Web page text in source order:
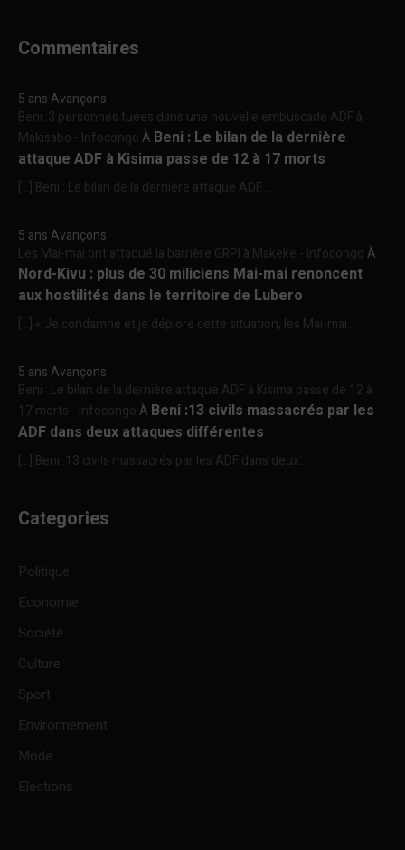
Commentaires
5 ans Avançons
Beni :3 personnes tuées dans une nouvelle embuscade ADF à
Makisabo - InfocongoÀ Beni : Le bilan de la dernière
attaque ADF à Kisima passe de 12 à 17 morts
[…] Beni : Le bilan de la dernière attaque ADF...
5 ans Avançons
Les Mai-mai ont attaqué la barrière GRPI à Makeke - InfocongoÀ
Nord-Kivu : plus de 30 miliciens Mai-mai renoncent
aux hostilités dans le territoire de Lubero
[…] « Je condamne et je déplore cette situation, les Mai-mai...
5 ans Avançons
Beni : Le bilan de la dernière attaque ADF à Kisima passe de 12 à
17 morts - InfocongoÀ Beni :13 civils massacrés par les
ADF dans deux attaques différentes
[…] Beni :13 civils massacrés par les ADF dans deux...
Categories
Politique
Economie
Société
Culture
Sport
Environnement
Mode
Elections